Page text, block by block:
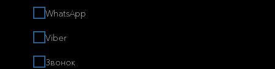
WhatsApp
Viber
Звонок